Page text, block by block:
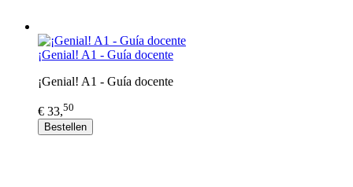
¡Genial! A1 - Guía docente
¡Genial! A1 - Guía docente
€ 33,50
Bestellen